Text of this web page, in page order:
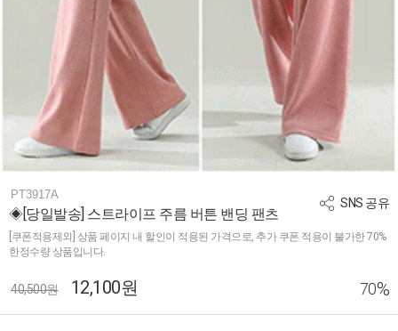
SNS 공유
PT3917A
◈[당일발송] 스트라이프 주름 버튼 밴딩 팬츠
[쿠폰적용제외] 상품 페이지 내 할인이 적용된 가격으로, 추가 쿠폰 적용이 불가한 70%
한정수량 상품입니다.
40,500원 12,100원 70%